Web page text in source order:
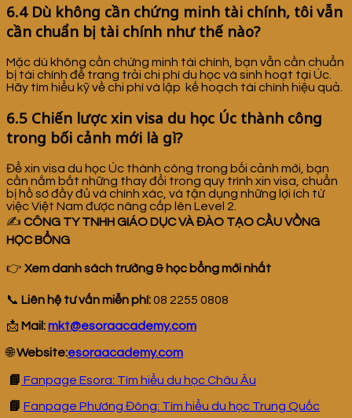
6.4 Dù không cần chứng minh tài chính, tôi vẫn
cần chuẩn bị tài chính như thế nào?
Mặc dù không cần chứng minh tài chính, bạn vẫn cần chuẩn
bị tài chính để trang trải chi phí du học và sinh hoạt tại Úc.
Hãy tìm hiểu kỹ về chi phí và lập kế hoạch tài chính hiệu quả.
6.5 Chiến lược xin visa du học Úc thành công
trong bối cảnh mới là gì?
Để xin visa du học Úc thành công trong bối cảnh mới, bạn
cần nắm bắt những thay đổi trong quy trình xin visa, chuẩn
bị hồ sơ đầy đủ và chính xác, và tận dụng những lợi ích từ
việc Việt Nam được nâng cấp lên Level 2.
✍️ CÔNG TY TNHH GIÁO DỤC VÀ ĐÀO TẠO CẦU VỒNG
HỌC BỔNG
👉 Xem danh sách trường & học bổng mới nhất
📞 Liên hệ tư vấn miễn phí:08 2255 0808
📩 Mail:mkt@esoraacademy.com
🌐Website:esoraacademy.com
📘 Fanpage Esora: Tìm hiểu du học Châu Âu
📘 Fanpage Phương Đông: Tìm hiểu du học Trung Quốc